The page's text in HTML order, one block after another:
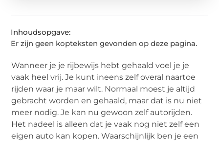
Inhoudsopgave:
Er zijn geen kopteksten gevonden op deze pagina.
Wanneer je je rijbewijs hebt gehaald voel je je
vaak heel vrij. Je kunt ineens zelf overal naartoe
rijden waar je maar wilt. Normaal moest je altijd
gebracht worden en gehaald, maar dat is nu niet
meer nodig. Je kan nu gewoon zelf autorijden.
Het nadeel is alleen dat je vaak nog niet zelf een
eigen auto kan kopen. Waarschijnlijk ben je een